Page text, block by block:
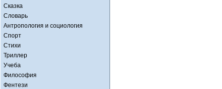
Сказка
Словарь
Антропология и социология
Спорт
Стихи
Триллер
Учеба
Философия
Фентези